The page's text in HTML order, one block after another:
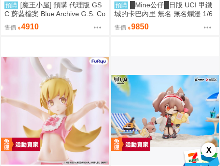
X
預購 [魔王小屋] 預購 代理版 GS
C 蔚藍檔案 Blue Archive G.S. Co
llection 渚 ～花香微笑～
售價 4910
預購
█Mine公仔█日版 UCI 甲鐵
城的卡巴內里 無名 無名爛漫 1/6
PVC D9246
售價 9850